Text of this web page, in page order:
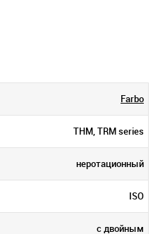
Farbo
THM, TRM series
неротационный
ISO
с двойным